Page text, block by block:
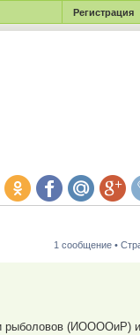
Регистрация
1 сообщение •
и рыболовов (ИООООиР) и